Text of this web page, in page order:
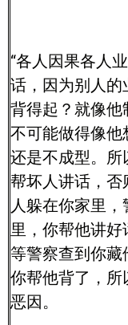
“各人因果各人
话，因为别人的
背得起？就像
不可能做得像
还是不成型。
帮坏人讲话，
人躲在你家里
里，你帮他讲好
等警察查到你
你帮他背了，所
恶因。